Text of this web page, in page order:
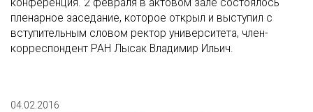
конференция. 2 февраля в актовом зале состоялось
пленарное заседание, которое открыл и выступил с
вступительным словом ректор университета, член-
корреспондент РАН Лысак Владимир Ильич.
04.02.2016